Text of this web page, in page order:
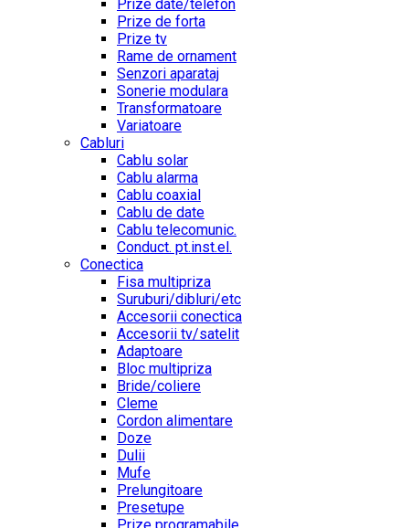
Prize date/telefon
Prize de forta
Prize tv
Rame de ornament
Senzori aparataj
Sonerie modulara
Transformatoare
Variatoare
Cabluri
Cablu solar
Cablu alarma
Cablu coaxial
Cablu de date
Cablu telecomunic.
Conduct. pt.inst.el.
Conectica
Fisa multipriza
Suruburi/dibluri/etc
Accesorii conectica
Accesorii tv/satelit
Adaptoare
Bloc multipriza
Bride/coliere
Cleme
Cordon alimentare
Doze
Dulii
Mufe
Prelungitoare
Presetupe
Prize programabile